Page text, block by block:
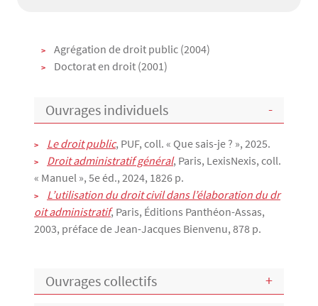
TexteAgrégation de droit public (2004)
Doctorat en droit (2001)
Ouvrages individuels
Le droit public, PUF, coll. « Que sais-je ? », 2025.
Droit administratif général, Paris, LexisNexis, coll.
« Manuel », 5e éd., 2024, 1826 p.
L’utilisation du droit civil dans l’élaboration du dr
oit administratif, Paris, Éditions Panthéon-Assas,
2003, préface de Jean-Jacques Bienvenu, 878 p.
Ouvrages collectifs